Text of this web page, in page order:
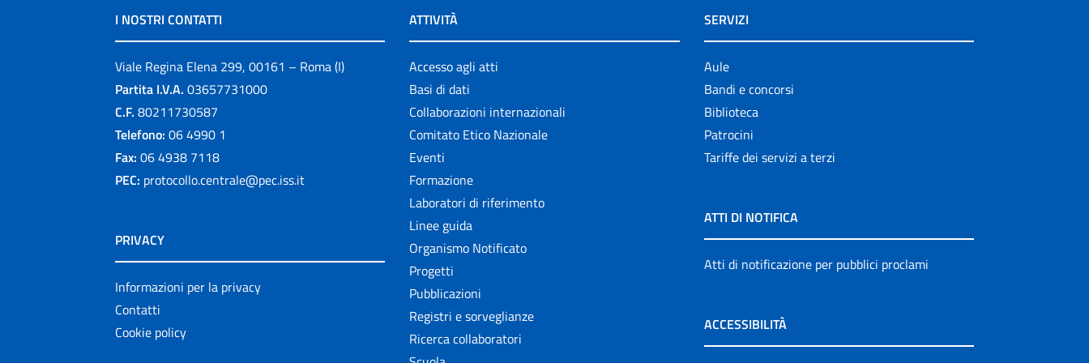
I NOSTRI CONTATTI
Viale Regina Elena 299, 00161 – Roma (I)
Partita I.V.A. 03657731000
C.F. 80211730587
Telefono: 06 4990 1
Fax: 06 4938 7118
PEC: protocollo.centrale@pec.iss.it
PRIVACY
Informazioni per la privacy
Contatti
Cookie policy
ATTIVITÀ
Accesso agli atti
Basi di dati
Collaborazioni internazionali
Comitato Etico Nazionale
Eventi
Formazione
Laboratori di riferimento
Linee guida
Organismo Notificato
Progetti
Pubblicazioni
Registri e sorveglianze
Ricerca collaboratori
SERVIZI
Aule
Bandi e concorsi
Biblioteca
Patrocini
Tariffe dei servizi a terzi
ATTI DI NOTIFICA
Atti di notificazione per pubblici proclami
ACCESSIBILITÀ